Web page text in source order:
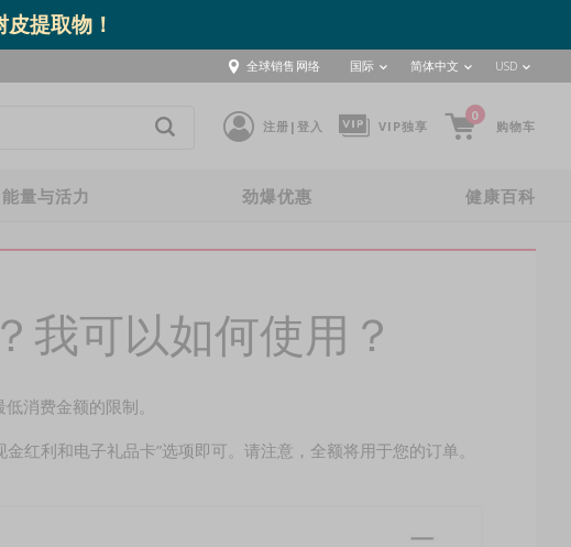
提取物！
全球销售网络 国际 简体中文 USD
注册|登入 VIP独享
0
购物车
能量与活力 劲爆优惠 健康百科
我可以如何使用？
消费金额的限制。
红利和电子礼品卡”选项即可。请注意，全额将用于您的订单。